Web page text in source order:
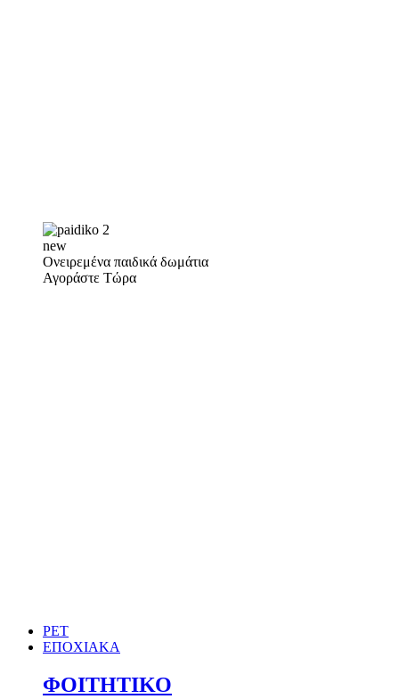
new
Ονειρεμένα παιδικά δωμάτια
Αγοράστε Τώρα
PET
ΕΠΟΧΙΑΚΑ
ΦΟΙΤΗΤΙΚΟ